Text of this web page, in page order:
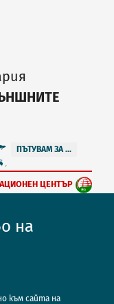
ПЪТУВАМ ЗА ...
ЦЕНТЪР
на
към сайта на